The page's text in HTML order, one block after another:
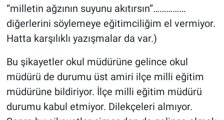
“milletin ağzının suyunu akıtırsın”……………
diğerlerini söylemeye eğitimciliğim el vermiyor.
Hatta karşılıklı yazışmalar da var.)
Bu şikayetler okul müdürüne gelince okul
müdürü de durumu üst amiri ilçe milli eğitim
müdürüne bildiriyor. İlçe milli eğitim müdürü
durumu kabul etmiyor. Dilekçeleri almıyor.